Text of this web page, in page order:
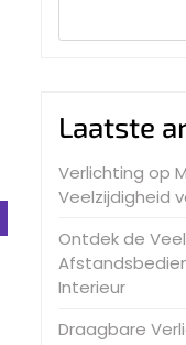
Laatste
Verlichting op
Veelzijdigheid
Ontdek de
Interieur
Draagbare